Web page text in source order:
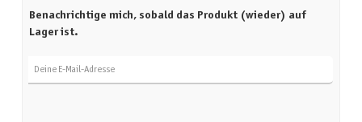
Benachrichtige mich, sobald das Produkt (wieder) auf
Lager ist.